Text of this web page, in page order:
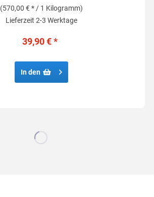
(570,00 € * / 1 Kilogramm)
Lieferzeit 2-3 Werktage
39,90 € *
In den